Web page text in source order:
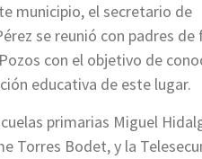
municipio, el secretario de
se reunió con padres
con el objetivo de
educativa de este lugar.
primarias Miguel
Torres Bodet, y la